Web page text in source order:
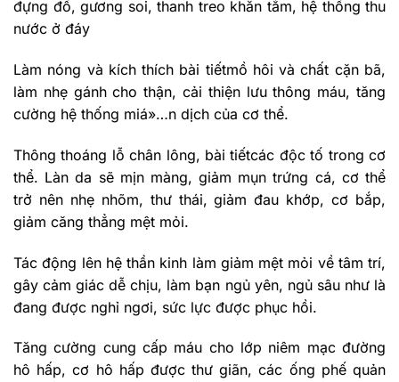
đựng đồ, gương soi, thanh treo khăn tắm, hệ thống thu
nước ở đáy
Làm nóng và kích thích bài tiếtmồ hôi và chất cặn bã,
làm nhẹ gánh cho thận, cải thiện lưu thông máu, tăng
cường hệ thống miá»…n dịch của cơ thể.
Thông thoáng lỗ chân lông, bài tiếtcác độc tố trong cơ
thể. Làn da sẽ mịn màng, giảm mụn trứng cá, cơ thể
trở nên nhẹ nhõm, thư thái, giảm đau khớp, cơ bắp,
giảm căng thẳng mệt mỏi.
Tác động lên hệ thần kinh làm giảm mệt mỏi về tâm trí,
gây cảm giác dễ chịu, làm bạn ngủ yên, ngủ sâu như là
đang được nghỉ ngơi, sức lực được phục hồi.
Tăng cường cung cấp máu cho lớp niêm mạc đường
hô hấp, cơ hô hấp được thư giãn, các ống phế quản